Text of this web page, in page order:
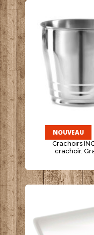
NOUVEAU
Crachoirs
crachoir.